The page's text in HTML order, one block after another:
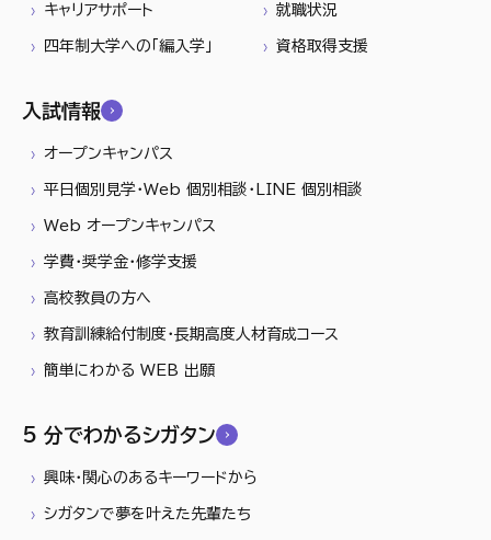
キャリアサポート 就職状況
四年制大学への「編入学」 資格取得支援
入試情報
オープンキャンパス
平日個別見学・Web 個別相談・LINE 個別相談
Web オープンキャンパス
学費・奨学金・修学支援
高校教員の方へ
教育訓練給付制度・長期高度人材育成コース
簡単にわかる WEB 出願
5 分でわかるシガタン
興味・関心のあるキーワードから
シガタンで夢を叶えた先輩たち